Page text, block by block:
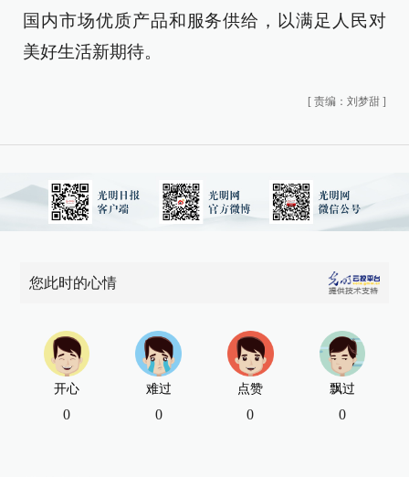
国内市场优质产品和服务供给，以满足人民对
美好生活新期待。
[ 责编：刘梦甜 ]
您此时的心情
开心
0
难过
0
点赞
0
飘过
0